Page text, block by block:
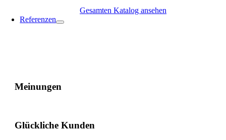
Gesamten Katalog ansehen
Referenzen
Meinungen
Glückliche Kunden